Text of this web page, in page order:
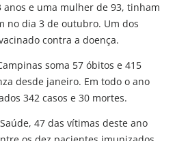
e uma mulher de 93, tinham
no dia 3 de outubro. Um dos
contra a doença.
soma 57 óbitos e 415
desde janeiro. Em todo o ano
342 casos e 30 mortes.
47 das vítimas deste ano